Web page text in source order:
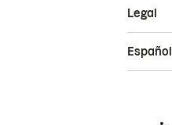
Legal
Español